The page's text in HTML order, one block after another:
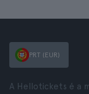
PRT (EUR)
A Hellotickets é a